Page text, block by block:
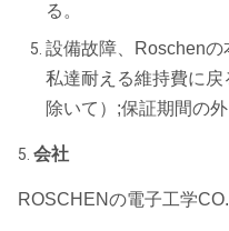
る。
設備故障、Roschenの
私達耐える維持費に
除いて）;保証期間の
5. 会社
ROSCHENの電子工学CO.